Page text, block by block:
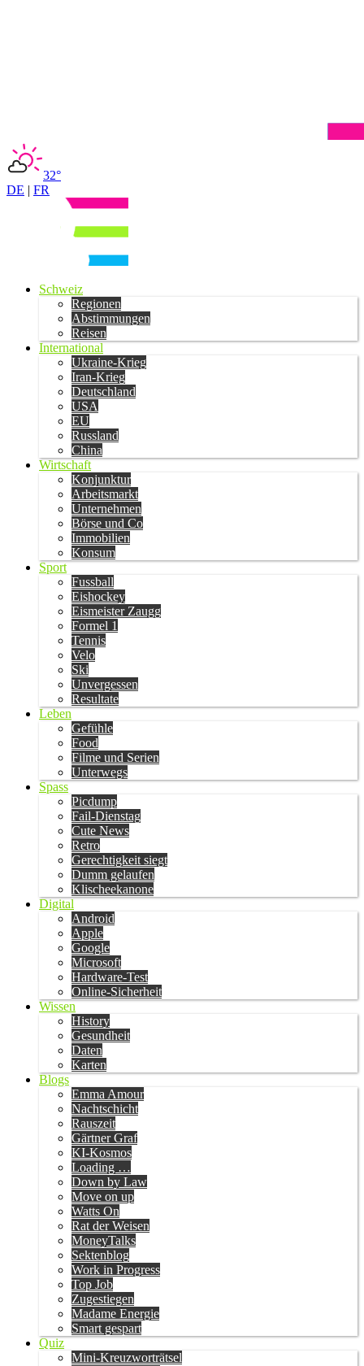
32°
DE | FR
Schweiz
Regionen
Abstimmungen
Reisen
International
Ukraine-Krieg
Iran-Krieg
Deutschland
USA
EU
Russland
China
Wirtschaft
Konjunktur
Arbeitsmarkt
Unternehmen
Börse und Co
Immobilien
Konsum
Sport
Fussball
Eishockey
Eismeister Zaugg
Formel 1
Tennis
Velo
Ski
Unvergessen
Resultate
Leben
Gefühle
Food
Filme und Serien
Unterwegs
Spass
Picdump
Fail-Dienstag
Cute News
Retro
Gerechtigkeit siegt
Dumm gelaufen
Klischeekanone
Digital
Android
Apple
Google
Microsoft
Hardware-Test
Online-Sicherheit
Wissen
History
Gesundheit
Daten
Karten
Blogs
Emma Amour
Nachtschicht
Rauszeit
Gärtner Graf
KI-Kosmos
Loading …
Down by Law
Move on up
Watts On
Rat der Weisen
MoneyTalks
Sektenblog
Work in Progress
Top Job
Zugestiegen
Madame Energie
Smart gespart
Quiz
Mini-Kreuzworträtsel